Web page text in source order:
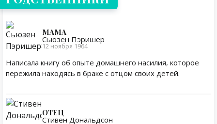
МАМА
Сьюзен Пэришер
12 ноября 1964
Написала книгу об опыте домашнего насилия, которое
пережила находясь в браке с отцом своих детей.
ОТЕЦ
Стивен Дональдсон